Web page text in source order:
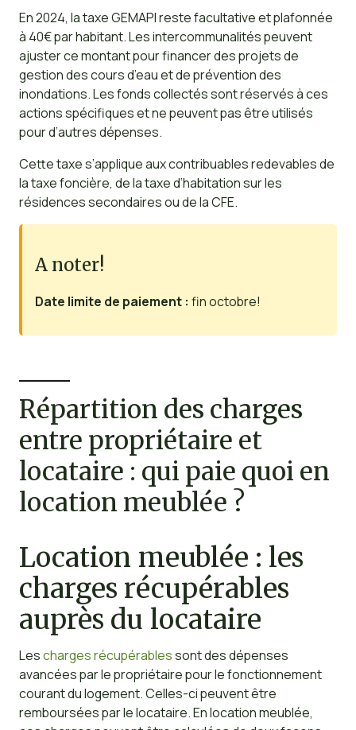
En 2024, la taxe GEMAPI reste facultative et plafonnée
à 40€ par habitant. Les intercommunalités peuvent
ajuster ce montant pour financer des projets de
gestion des cours d’eau et de prévention des
inondations. Les fonds collectés sont réservés à ces
actions spécifiques et ne peuvent pas être utilisés
pour d’autres dépenses.
Cette taxe s’applique aux contribuables redevables de
la taxe foncière, de la taxe d’habitation sur les
résidences secondaires ou de la CFE.
A noter!
Date limite de paiement : fin octobre!
Répartition des charges
entre propriétaire et
locataire : qui paie quoi en
location meublée ?
Location meublée : les
charges récupérables
auprès du locataire
Lescharges récupérablessont des dépenses
avancées par le propriétaire pour le fonctionnement
courant du logement. Celles-ci peuvent être
remboursées par le locataire. En location meublée,